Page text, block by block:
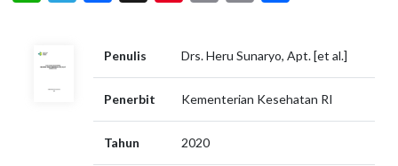
Penulis Drs. Heru Sunaryo, Apt. [et al.]
Penerbit Kementerian Kesehatan RI
Tahun 2020